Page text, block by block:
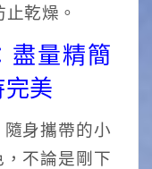
乾燥。
盡量精簡
美
身攜帶的小
不論是剛下